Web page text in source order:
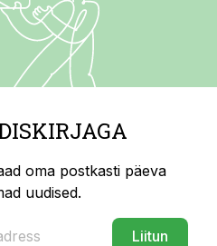
oma postkasti päeva
uudised.
Liitun